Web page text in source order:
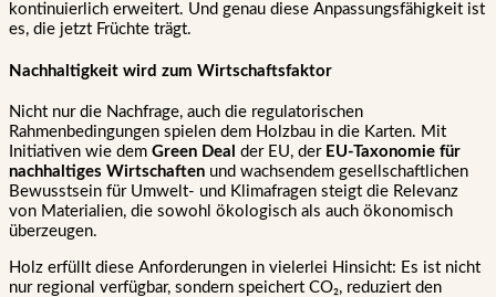
kontinuierlich erweitert. Und genau diese Anpassungsfähigkeit ist
es, die jetzt Früchte trägt.
Nachhaltigkeit wird zum Wirtschaftsfaktor
Nicht nur die Nachfrage, auch die regulatorischen
Rahmenbedingungen spielen dem Holzbau in die Karten. Mit
Initiativen wie dem Green Deal der EU, der EU-Taxonomie für
nachhaltiges Wirtschaften und wachsendem gesellschaftlichen
Bewusstsein für Umwelt- und Klimafragen steigt die Relevanz
von Materialien, die sowohl ökologisch als auch ökonomisch
überzeugen.
Holz erfüllt diese Anforderungen in vielerlei Hinsicht: Es ist nicht
nur regional verfügbar, sondern speichert CO₂, reduziert den